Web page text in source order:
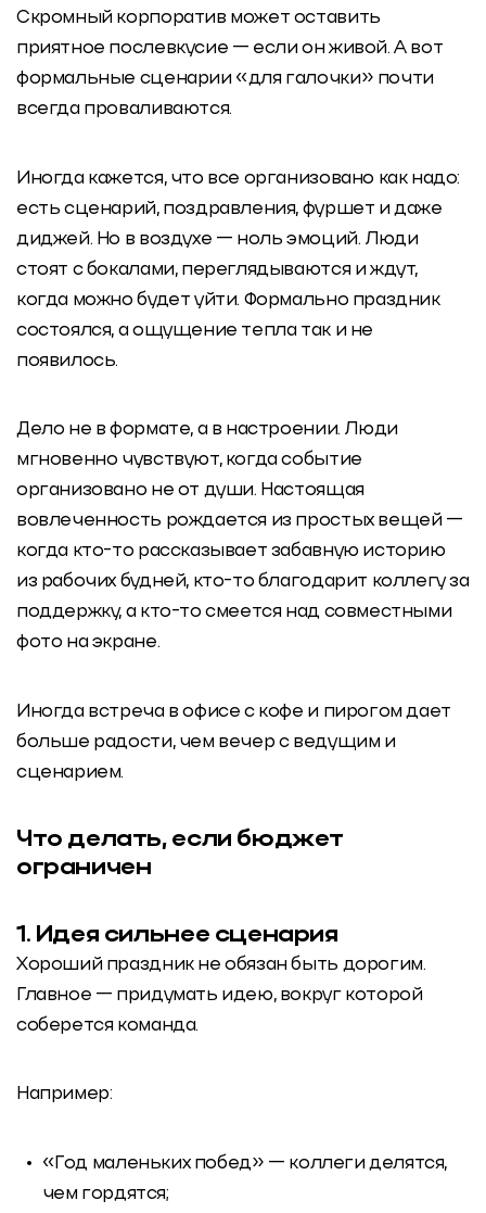
Скромный корпоратив может оставить
приятное послевкусие — если он живой. А вот
формальные сценарии «для галочки» почти
всегда проваливаются.
Иногда кажется, что все организовано как надо:
есть сценарий, поздравления, фуршет и даже
диджей. Но в воздухе — ноль эмоций. Люди
стоят с бокалами, переглядываются и ждут,
когда можно будет уйти. Формально праздник
состоялся, а ощущение тепла так и не
появилось.
Дело не в формате, а в настроении. Люди
мгновенно чувствуют, когда событие
организовано не от души. Настоящая
вовлеченность рождается из простых вещей —
когда кто-то рассказывает забавную историю
из рабочих будней, кто-то благодарит коллегу за
поддержку, а кто-то смеется над совместными
фото на экране.
Иногда встреча в офисе с кофе и пирогом дает
больше радости, чем вечер с ведущим и
сценарием.
Что делать, если бюджет
ограничен
1. Идея сильнее сценария
Хороший праздник не обязан быть дорогим.
Главное — придумать идею, вокруг которой
соберется команда.
Например:
«Год маленьких побед» — коллеги делятся,
чем гордятся;